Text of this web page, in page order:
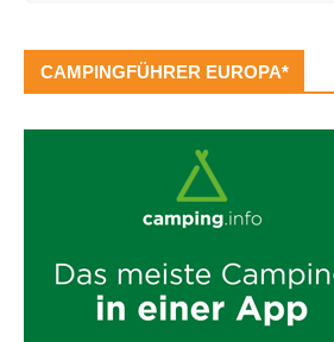
CAMPINGFÜHRER EUROPA*